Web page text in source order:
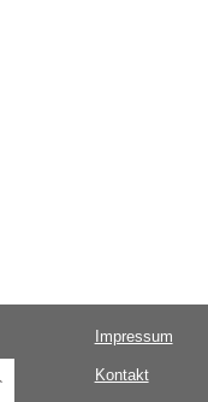
Impressum
Kontakt